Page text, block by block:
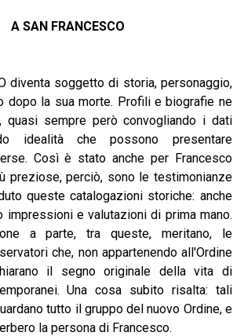
A SAN FRANCESCO
soggetto di storia, personaggio,
dopo la sua morte. Profili e biografie ne
quasi sempre però convogliando i dati
idealità che possono presentare
Così è stato anche per Francesco
preziose, perciò, sono le testimonianze
queste catalogazioni storiche: anche
impressioni e valutazioni di prima mano.
a parte, tra queste, meritano, le
che, non appartenendo all'Ordine
il segno originale della vita di
Una cosa subito risalta: tali
tutto il gruppo del nuovo Ordine, e
la persona di Francesco.